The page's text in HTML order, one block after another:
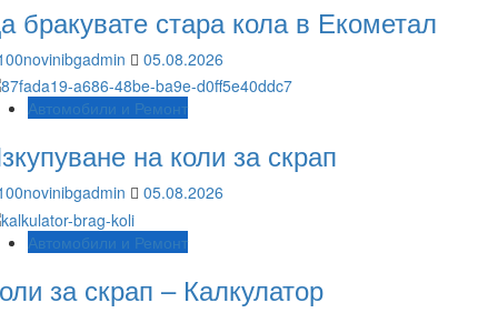
бракувате стара кола в Екометал
05.08.2026
Автомобили и Ремонт
на коли за скрап
05.08.2026
Автомобили и Ремонт
за скрап – Калкулатор